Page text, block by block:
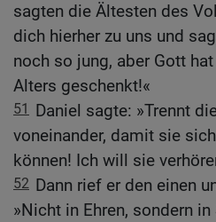
sagten die Ältesten des
dich hierher zu uns und
noch so jung, aber Gott
Alters geschenkt!«
51
Daniel sagte: »Trennt
voneinander, damit sie
können! Ich will sie
52 Dann rief er den einen
»Nicht in Ehren, sondern